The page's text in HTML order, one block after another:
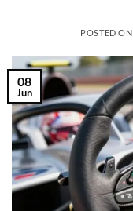
POSTED ON
08
Jun